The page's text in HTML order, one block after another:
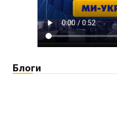
Блоги